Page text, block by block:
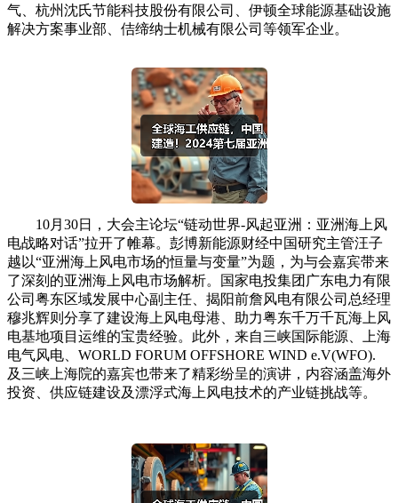
气、杭州沈氏节能科技股份有限公司、伊顿全球能源基础设施
解决方案事业部、佶缔纳士机械有限公司等领军企业。
10月30日，大会主论坛“链动世界-风起亚洲：亚洲海上风
电战略对话”拉开了帷幕。彭博新能源财经中国研究主管汪子
越以“亚洲海上风电市场的恒量与变量”为题，为与会嘉宾带来
了深刻的亚洲海上风电市场解析。国家电投集团广东电力有限
公司粤东区域发展中心副主任、揭阳前詹风电有限公司总经理
穆兆辉则分享了建设海上风电母港、助力粤东千万千瓦海上风
电基地项目运维的宝贵经验。此外，来自三峡国际能源、上海
电气风电、WORLD FORUM OFFSHORE WIND e.V(WFO).
及三峡上海院的嘉宾也带来了精彩纷呈的演讲，内容涵盖海外
投资、供应链建设及漂浮式海上风电技术的产业链挑战等。